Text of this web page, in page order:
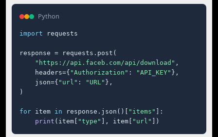
Python
import requests
response = requests.post(
"https://api.faceb.com/api/download" ,
    headers={
"Authorization" : "API_KEY" },
    json={
"url" : "URL" },
)
for item in response.json()[ "items"
]:
print (item[ "type" ], item[ "url" ])